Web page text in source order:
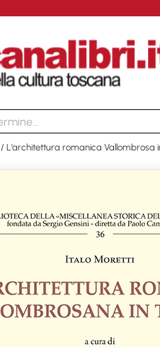
/ L’architettura romanica Vallombrosa